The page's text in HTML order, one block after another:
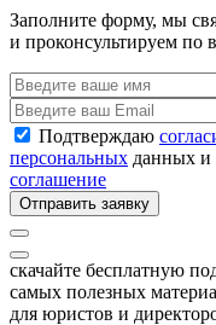
Заполните форму, мы
и проконсультируем по
Подтверждаю
персональных данных
соглашение
Отправить заявку
скачайте бесплатную
самых полезных
для юристов и